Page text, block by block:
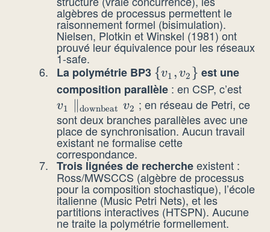
algèbres de processus permettent le
raisonnement formel (bisimulation).
Nielsen, Plotkin et Winskel (1981) ont
prouvé leur équivalence pour les réseaux
1-safe.
La polymétrie BP3 \
{v_1,
v_2\}
{v1 , v2 } est une
composition parallèle : en CSP, c’est
v_2
v1 downbeat v2 ; en réseau de Petri, ce
sont deux branches parallèles avec une
place de synchronisation. Aucun travail
existant ne formalise cette
correspondance.
Trois lignées de rechercheexistent :
Ross/MWSCCS (algèbre de processus
pour la composition stochastique), l’école
italienne (Music Petri Nets), et les
partitions interactives (HTSPN). Aucune
ne traite la polymétrie formellement.